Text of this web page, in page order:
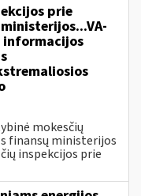
prie
informacijos
mokesčių
finansų ministerijos
inspekcijos prie